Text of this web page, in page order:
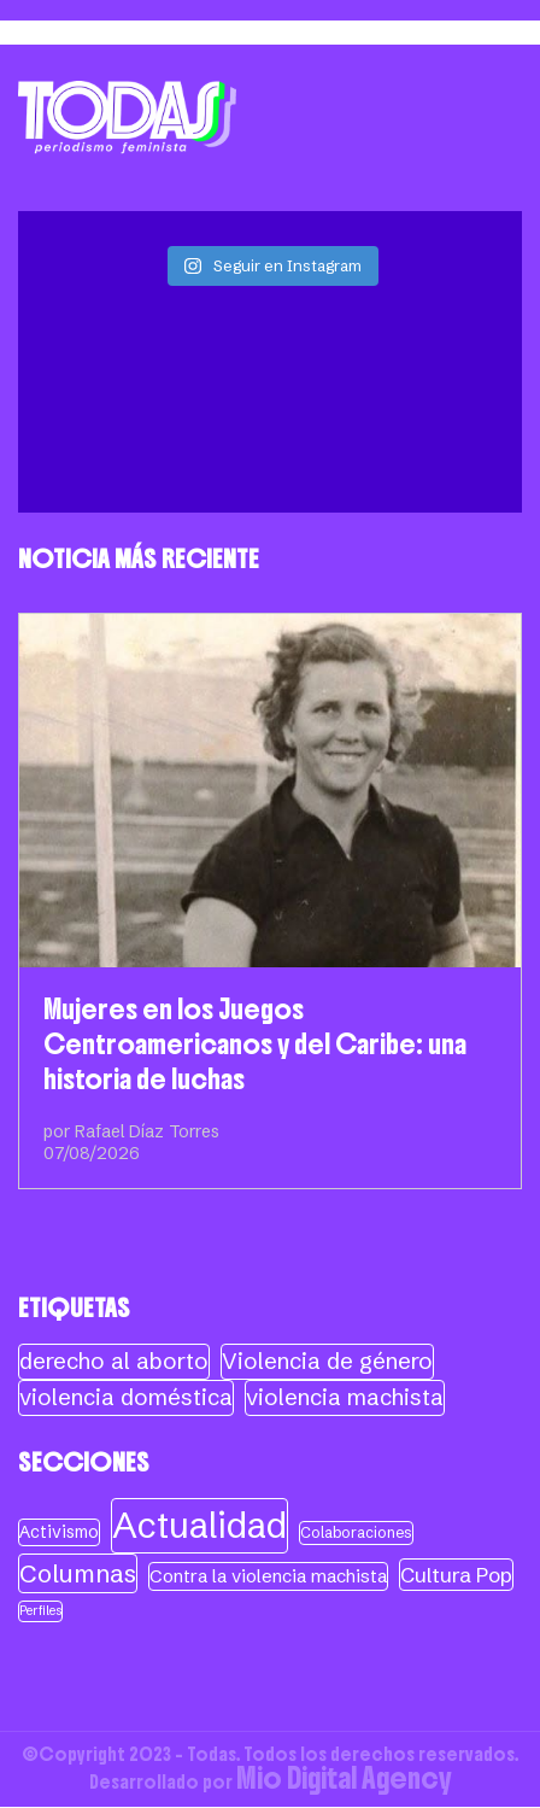
Seguir en Instagram
NOTICIA MÁS RECIENTE
Mujeres en los Juegos
Centroamericanos y del Caribe: una
historia de luchas
por Rafael Díaz Torres
07/08/2026
ETIQUETAS
derecho al aborto Violencia de género
violencia doméstica violencia machista
SECCIONES
Activismo Actualidad Colaboraciones
Columnas Contra la violencia machista Cultura Pop
Perfiles
©Copyright 2023 - Todas. Todos los derechos reservados.
Desarrollado por Mio Digital Agency